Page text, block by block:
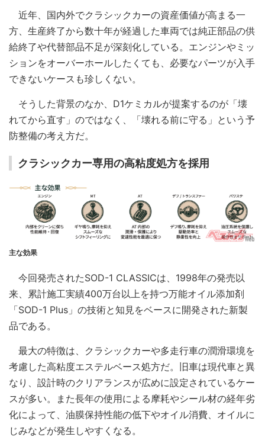
近年、国内外でクラシックカーの資産価値が高まる一
方、生産終了から数十年が経過した車両では純正部品の供
給終了や代替部品不足が深刻化している。エンジンやミッ
ションをオーバーホールしたくても、必要なパーツが入手
できないケースも珍しくない。
そうした背景のなか、D1ケミカルが提案するのが「壊
れてから直す」のではなく、「壊れる前に守る」という予
防整備の考え方だ。
クラシックカー専用の高粘度処方を採用
主な効果
今回発売されたSOD-1 CLASSICは、1998年の発売以
来、累計施工実績400万台以上を持つ万能オイル添加剤
「SOD-1 Plus」の技術と知見をベースに開発された新製
品である。
最大の特徴は、クラシックカーや多走行車の潤滑環境を
考慮した高粘度エステルベース処方だ。旧車は現代車と異
なり、設計時のクリアランスが広めに設定されているケー
スが多い。また長年の使用による摩耗やシール材の経年劣
化によって、油膜保持性能の低下やオイル消費、オイルに
じみなどが発生しやすくなる。